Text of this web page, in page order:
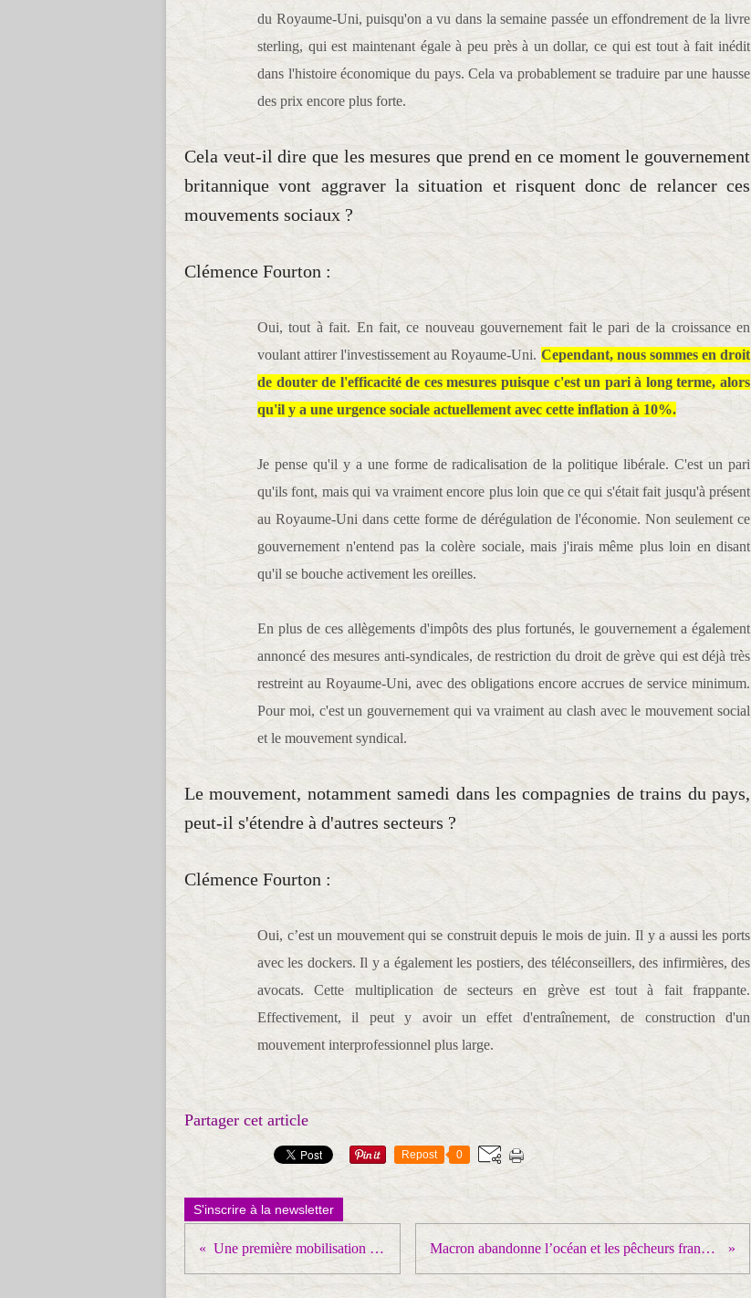
du Royaume-Uni, puisqu'on a vu dans la semaine passée un effondrement de la livre
sterling, qui est maintenant égale à peu près à un dollar, ce qui est tout à fait inédit
dans l'histoire économique du pays. Cela va probablement se traduire par une hausse
des prix encore plus forte.
Cela veut-il dire que les mesures que prend en ce moment le gouvernement
britannique vont aggraver la situation et risquent donc de relancer ces
mouvements sociaux ?
Clémence Fourton :
Oui, tout à fait. En fait, ce nouveau gouvernement fait le pari de la croissance en
voulant attirer l'investissement au Royaume-Uni. Cependant, nous sommes en droit
de douter de l'efficacité de ces mesures puisque c'est un pari à long terme, alors
qu'il y a une urgence sociale actuellement avec cette inflation à 10%.
Je pense qu'il y a une forme de radicalisation de la politique libérale. C'est un pari
qu'ils font, mais qui va vraiment encore plus loin que ce qui s'était fait jusqu'à présent
au Royaume-Uni dans cette forme de dérégulation de l'économie. Non seulement ce
gouvernement n'entend pas la colère sociale, mais j'irais même plus loin en disant
qu'il se bouche activement les oreilles.
En plus de ces allègements d'impôts des plus fortunés, le gouvernement a également
annoncé des mesures anti-syndicales, de restriction du droit de grève qui est déjà très
restreint au Royaume-Uni, avec des obligations encore accrues de service minimum.
Pour moi, c'est un gouvernement qui va vraiment au clash avec le mouvement social
et le mouvement syndical.
Le mouvement, notamment samedi dans les compagnies de trains du pays,
peut-il s'étendre à d'autres secteurs ?
Clémence Fourton :
Oui, c’est un mouvement qui se construit depuis le mois de juin. Il y a aussi les ports
avec les dockers. Il y a également les postiers, des téléconseillers, des infirmières, des
avocats. Cette multiplication de secteurs en grève est tout à fait frappante.
Effectivement, il peut y avoir un effet d'entraînement, de construction d'un
mouvement interprofessionnel plus large.
Partager cet article
Repost 0
S'inscrire à la newsletter
Une première mobilisation réussie qui appelle à des suites Macron abandonne l’océan et les pêcheurs français au profit de la pêche industrielle destructrice